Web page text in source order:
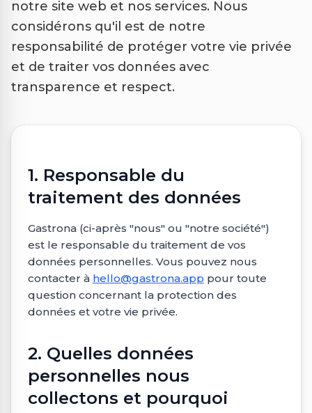
notre site web et nos services. Nous
considérons qu'il est de notre
responsabilité de protéger votre vie privée
et de traiter vos données avec
transparence et respect.
1. Responsable du
traitement des données
Gastrona (ci-après "nous" ou "notre société")
est le responsable du traitement de vos
données personnelles. Vous pouvez nous
contacter à hello@gastrona.app pour toute
question concernant la protection des
données et votre vie privée.
2. Quelles données
personnelles nous
collectons et pourquoi